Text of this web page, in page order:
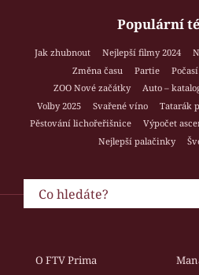
Populární
Jak zhubnout Nejlepší filmy 2024
Změna času
Partie Počasí
ZOO Nové začátky
Auto –
Volby 2025
Svařené víno Tatarák
Pěstování lichořeřišnice
Výpočet
Nejlepší palačinky
O FTV Prima